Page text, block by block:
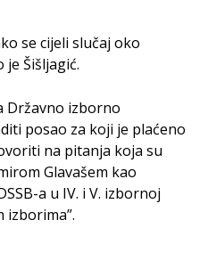
se cijeli slučaj oko
je Šišljagić.
Državno izborno
posao za koji je plaćeno
na pitanja koja su
Glavašem kao
a u IV. i V. izbornoj
izborima”.